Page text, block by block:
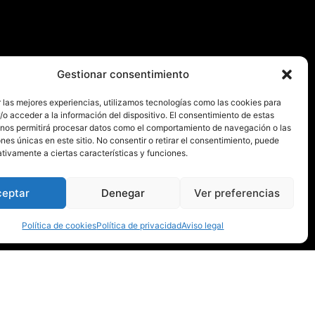
Gestionar consentimiento
las mejores experiencias, utilizamos tecnologías como las cookies para
o acceder a la información del dispositivo. El consentimiento de estas
permitirá procesar datos como el comportamiento de navegación o las
únicas en este sitio. No consentir o retirar el consentimiento, puede
a ciertas características y funciones.
Denegar Ver preferencias
Política de cookiesPolítica de privacidadAviso legal
Instituciones